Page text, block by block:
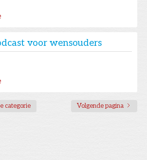
voor wensouders
categorie Volgende pagina